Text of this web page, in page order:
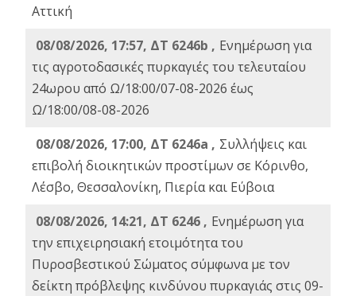
Αττική
08/08/2026, 17:57, ΔΤ 6246b , Ενημέρωση για
τις αγροτοδασικές πυρκαγιές του τελευταίου
24ωρου από Ω/18:00/07-08-2026 έως
Ω/18:00/08-08-2026
08/08/2026, 17:00, ΔΤ 6246a , Συλλήψεις και
επιβολή διοικητικών προστίμων σε Κόρινθο,
Λέσβο, Θεσσαλονίκη, Πιερία και Εύβοια
08/08/2026, 14:21, ΔΤ 6246 , Ενημέρωση για
την επιχειρησιακή ετοιμότητα του
Πυροσβεστικού Σώματος σύμφωνα με τον
δείκτη πρόβλεψης κινδύνου πυρκαγιάς στις 09-